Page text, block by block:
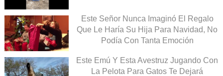
Este Señor Nunca Imaginó El Regalo
Que Le Haría Su Hija Para Navidad, No
Podía Con Tanta Emoción
Este Emú Y Esta Avestruz Jugando Con
La Pelota Para Gatos Te Dejará